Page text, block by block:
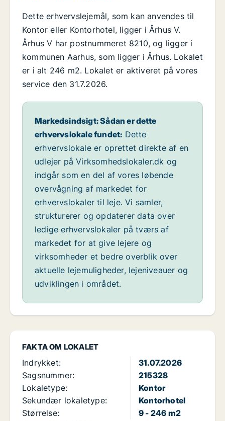
FAKTA OM LOKALET
Indrykket:
31.07.2026
Sagsnummer:
215328
Lokaletype:
Kontor
Sekundær lokaletype:
Kontorhotel
Størrelse:
9 - 246 m2
Dette erhvervslejemål, som kan anvendes til
Kontor eller Kontorhotel, ligger i Århus V.
Århus V har postnummeret 8210, og ligger i
kommunen Aarhus, som ligger i Århus. Lokalet
er i alt 246 m2. Lokalet er aktiveret på vores
service den 31.7.2026.
Markedsindsigt: Sådan er dette
erhvervslokale fundet: Dette
erhvervslokale er oprettet direkte af en
udlejer på Virksomhedslokaler.dk og
indgår som en del af vores løbende
overvågning af markedet for
erhvervslokaler til leje. Vi samler,
strukturerer og opdaterer data over
ledige erhvervslokaler på tværs af
markedet for at give lejere og
virksomheder et bedre overblik over
aktuelle lejemuligheder, lejeniveauer og
udviklingen i området.